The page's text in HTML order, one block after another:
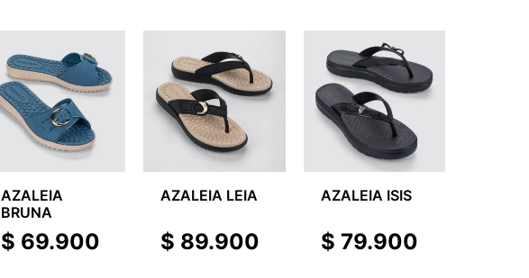
AZALEIA
BRUNA
$ 69.900
AZALEIA LEIA
$ 89.900
AZALEIA ISIS
$ 79.900